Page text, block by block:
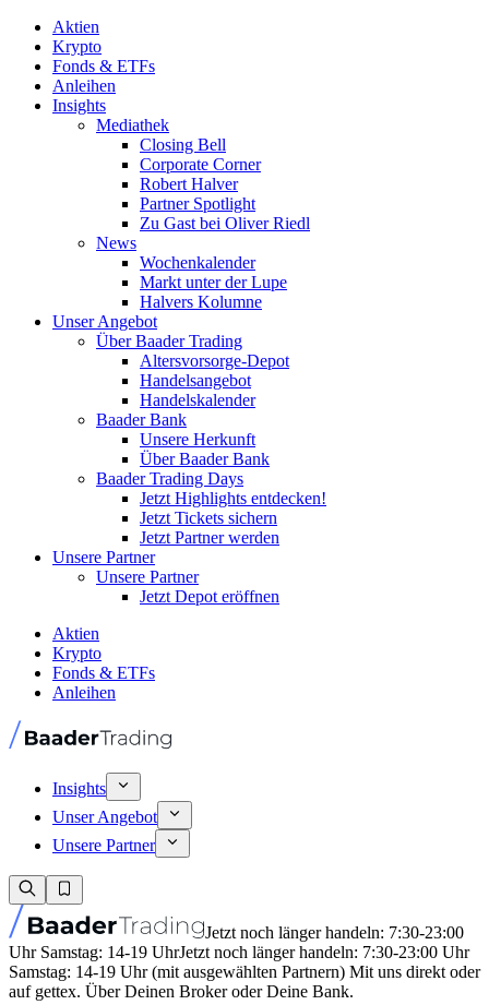
Aktien
Krypto
Fonds & ETFs
Anleihen
Insights
Mediathek
Closing Bell
Corporate Corner
Robert Halver
Partner Spotlight
Zu Gast bei Oliver Riedl
News
Wochenkalender
Markt unter der Lupe
Halvers Kolumne
Unser Angebot
Über Baader Trading
Altersvorsorge-Depot
Handelsangebot
Handelskalender
Baader Bank
Unsere Herkunft
Über Baader Bank
Baader Trading Days
Jetzt Highlights entdecken!
Jetzt Tickets sichern
Jetzt Partner werden
Unsere Partner
Unsere Partner
Jetzt Depot eröffnen
Aktien
Krypto
Fonds & ETFs
Anleihen
Insights
Unser Angebot
Unsere Partner
Jetzt noch länger handeln: 7:30-23:00
Uhr Samstag: 14-19 UhrJetzt noch länger handeln: 7:30-23:00 Uhr
Samstag: 14-19 Uhr (mit ausgewählten Partnern) Mit uns direkt oder
auf gettex. Über Deinen Broker oder Deine Bank.